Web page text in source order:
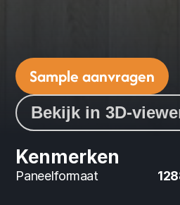
Sample aanvragen
Bekijk in 3D-
Kenmerken
Paneelformaat